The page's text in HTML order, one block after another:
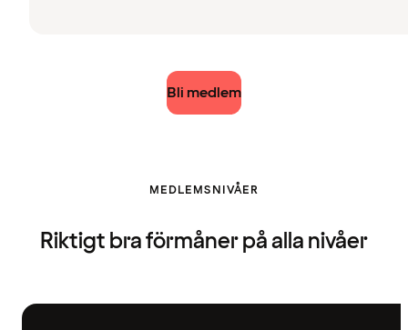
Bli medlem
MEDLEMSNIVÅER
Riktigt bra förmåner på alla nivåer